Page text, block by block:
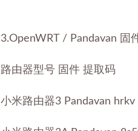
3.OpenWRT / Pandavan 固
路由器型号 固件 提取码
小米路由器3 Pandavan hrkv